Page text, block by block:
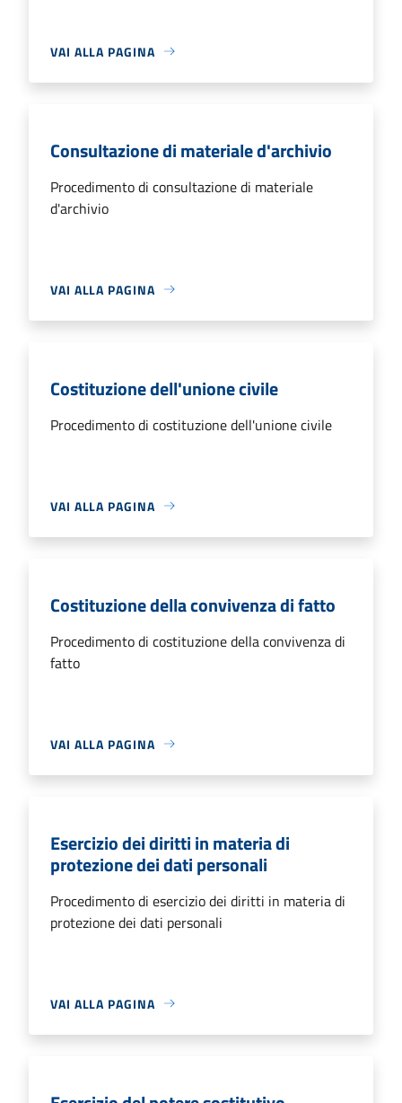
VAI ALLA PAGINA
Consultazione di materiale d'archivio
Procedimento di consultazione di materiale
d'archivio
VAI ALLA PAGINA
Costituzione dell'unione civile
Procedimento di costituzione dell'unione civile
VAI ALLA PAGINA
Costituzione della convivenza di fatto
Procedimento di costituzione della convivenza di
fatto
VAI ALLA PAGINA
Esercizio dei diritti in materia di
protezione dei dati personali
Procedimento di esercizio dei diritti in materia di
protezione dei dati personali
VAI ALLA PAGINA